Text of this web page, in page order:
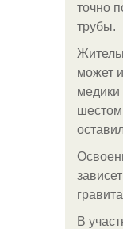
точно
трубы.
может
медики
В